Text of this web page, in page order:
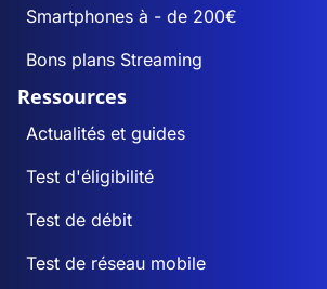
Smartphones à - de 200€
Bons plans Streaming
Ressources
Actualités et guides
Test d'éligibilité
Test de débit
Test de réseau mobile